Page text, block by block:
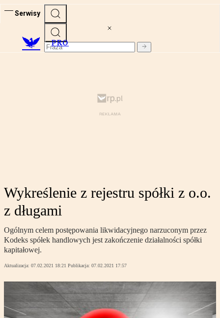
Serwisy
PRO
Wykreślenie z rejestru spółki z o.o.
z długami
Ogólnym celem postępowania likwidacyjnego narzuconym przez
Kodeks spółek handlowych jest zakończenie działalności spółki
kapitałowej.
Aktualizacja: 07.02.2021 18:21 Publikacja: 07.02.2021 17:57